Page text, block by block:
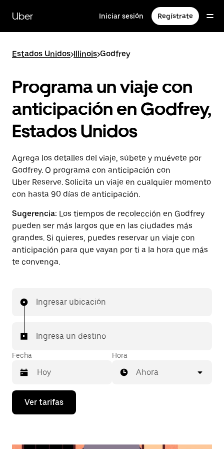
contenido
principal
Uber Iniciar sesión Regístrate
Estados Unidos>Illinois>Godfrey
Programa un viaje con
anticipación en Godfrey,
Estados Unidos
Agrega los detalles del viaje, súbete y muévete por
Godfrey. O programa con anticipación con
Uber Reserve. Solicita un viaje en cualquier momento
con hasta 90 días de anticipación.
Sugerencia: Los tiempos de recolección en Godfrey
pueden ser más largos que en las ciudades más
grandes. Si quieres, puedes reservar un viaje con
anticipación para que vayan por ti a la hora que más
te convenga.
Ingresar ubicación
Ingresa un destino
Fecha
Presiona
flecha
Hora
Ahora
Ver tarifas